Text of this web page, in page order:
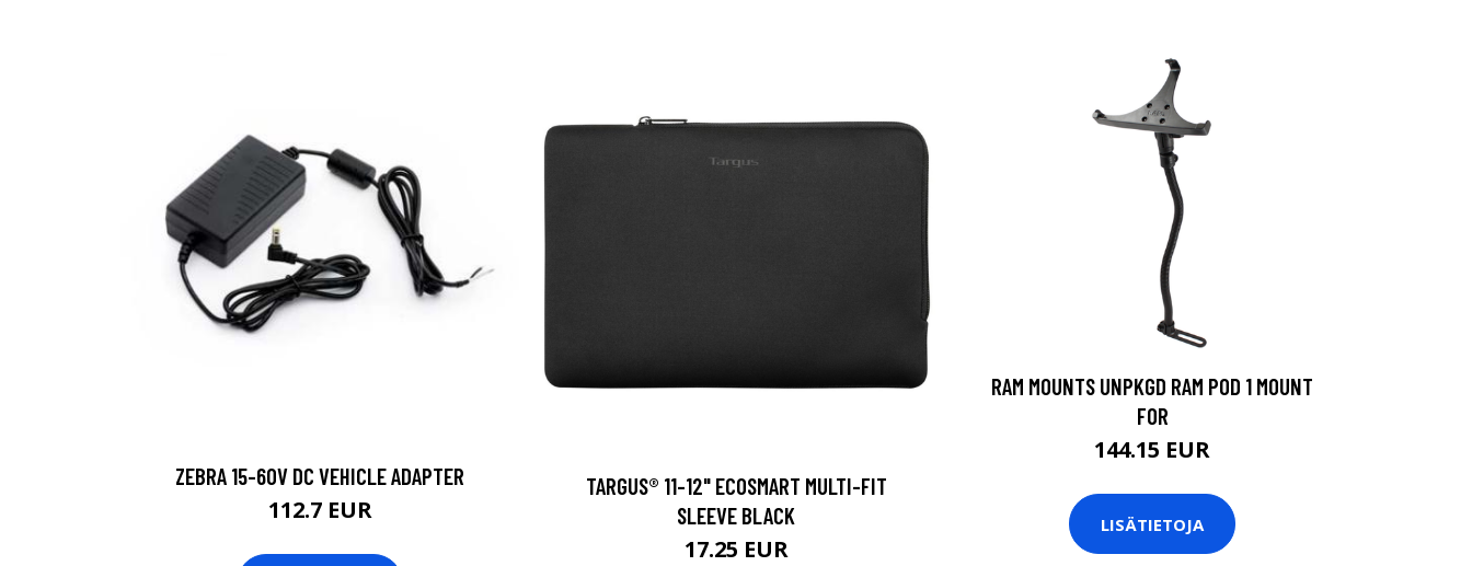
ZEBRA 15-60V DC VEHICLE ADAPTER
112.7 EUR
TARGUS® 11-12" ECOSMART MULTI-FIT
SLEEVE BLACK
17.25 EUR
RAM MOUNTS UNPKGD RAM POD 1 MOUNT
FOR
144.15 EUR
LISÄTIETOJA